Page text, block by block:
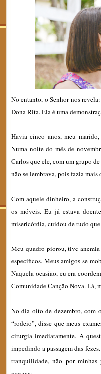
No entanto, o Senhor nos
Dona Rita. Ela é uma
Havia cinco anos, meu marido,
Numa noite do mês de
Carlos que ele, com um grupo
não se lembrava, pois fazia
Com aquele dinheiro, a
os móveis. Eu já estava
misericórdia, cuidou de tudo
Meu quadro piorou, tive anemia
específicos. Meus amigos se
Naquela ocasião, eu era
Comunidade Canção Nova. Lá,
No dia oito de dezembro, com
“rodeio”, disse que meus
cirurgia imediatamente. A
impedindo a passagem das
tranquilidade, não por minhas